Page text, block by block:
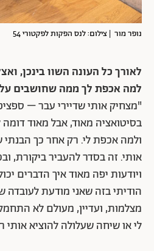
נופר מור | צילום: לנס הפקות לפקטורי 54
לאורך כל העונה השוו בינכן,
למה אכפת לך ממה שחושבים
"מצחיק אותי שדיירי עבר –
בסיטואציה מאוד, אבל מאוד
ולמה אכפת לי. רק אחר כך
ויודעות יפה מאוד איך הדברים
הודיתי בזה שאני מודעת לעובדה
מצלמות, ועדיין, מעולם לא
לי או שיחה שעלולה להוציא אותי